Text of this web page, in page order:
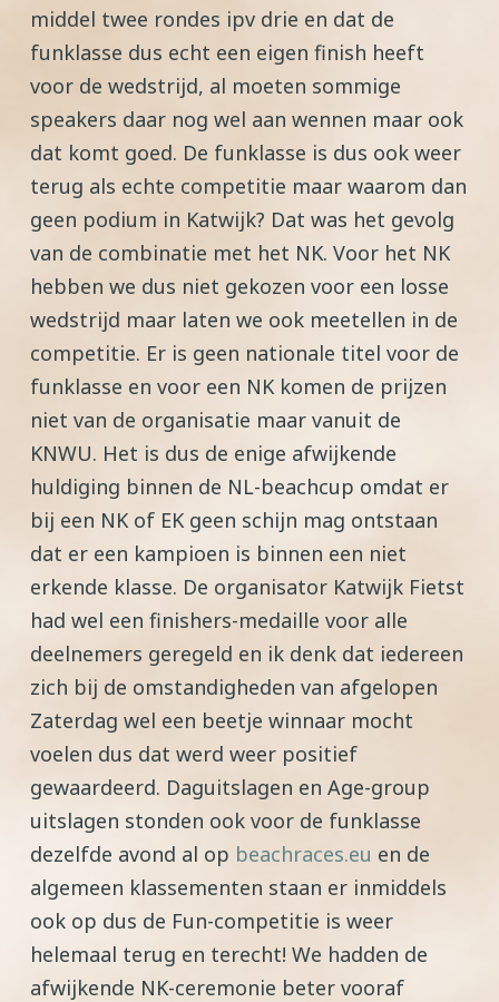
middel twee rondes ipv drie en dat de
funklasse dus echt een eigen finish heeft
voor de wedstrijd, al moeten sommige
speakers daar nog wel aan wennen maar ook
dat komt goed. De funklasse is dus ook weer
terug als echte competitie maar waarom dan
geen podium in Katwijk? Dat was het gevolg
van de combinatie met het NK. Voor het NK
hebben we dus niet gekozen voor een losse
wedstrijd maar laten we ook meetellen in de
competitie. Er is geen nationale titel voor de
funklasse en voor een NK komen de prijzen
niet van de organisatie maar vanuit de
KNWU. Het is dus de enige afwijkende
huldiging binnen de NL-beachcup omdat er
bij een NK of EK geen schijn mag ontstaan
dat er een kampioen is binnen een niet
erkende klasse. De organisator Katwijk Fietst
had wel een finishers-medaille voor alle
deelnemers geregeld en ik denk dat iedereen
zich bij de omstandigheden van afgelopen
Zaterdag wel een beetje winnaar mocht
voelen dus dat werd weer positief
gewaardeerd. Daguitslagen en Age-group
uitslagen stonden ook voor de funklasse
dezelfde avond al op beachraces.eu en de
algemeen klassementen staan er inmiddels
ook op dus de Fun-competitie is weer
helemaal terug en terecht! We hadden de
afwijkende NK-ceremonie beter vooraf